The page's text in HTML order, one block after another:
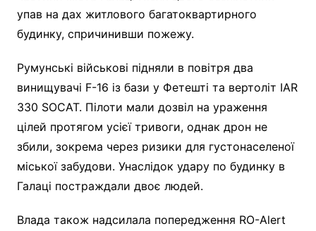
упав на дах житлового багатоквартирного
будинку, спричинивши пожежу.
Румунські військові підняли в повітря два
винищувачі F-16 із бази у Фетешті та вертоліт IAR
330 SOCAT. Пілоти мали дозвіл на ураження
цілей протягом усієї тривоги, однак дрон не
збили, зокрема через ризики для густонаселеної
міської забудови. Унаслідок удару по будинку в
Галаці постраждали двоє людей.
Влада також надсилала попередження RO-Alert